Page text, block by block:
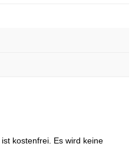
kostenfrei. Es wird keine